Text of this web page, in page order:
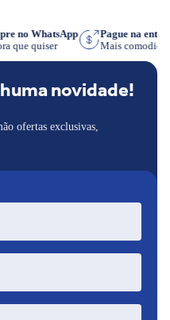
no WhatsApp
que quiser
Pague na
Mais
novidade!
ofertas exclusivas,